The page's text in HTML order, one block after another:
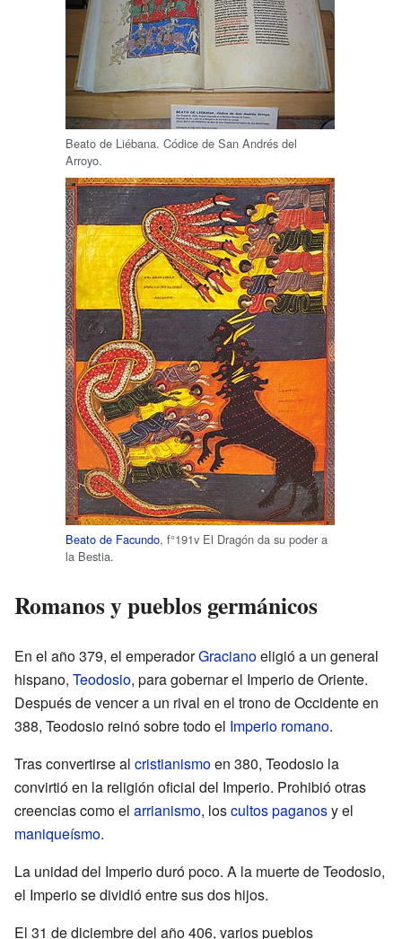
Beato de Liébana. Códice de San Andrés del
Arroyo.
Beato de Facundo, f°191v El Dragón da su poder a
la Bestia.
Romanos y pueblos germánicos
En el año 379, el emperadorGracianoeligió a un general
hispano, Teodosio, para gobernar el Imperio de Oriente.
Después de vencer a un rival en el trono de Occidente en
388, Teodosio reinó sobre todo el Imperio romano.
Tras convertirse al cristianismoen 380, Teodosio la
convirtió en la religión oficial del Imperio. Prohibió otras
creencias como el arrianismo, loscultospaganosy el
maniqueísmo.
La unidad del Imperio duró poco. A la muerte de Teodosio,
el Imperio se dividió entre sus dos hijos.
El 31 de diciembre del año 406, varios pueblos